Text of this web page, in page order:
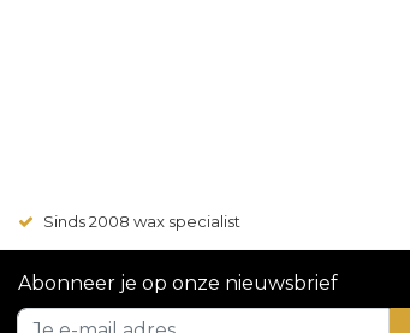
Sinds 2008 wax specialist
Abonneer je op onze nieuwsbrief